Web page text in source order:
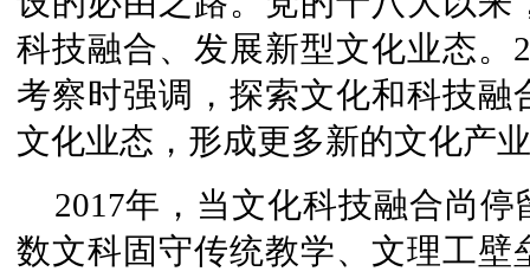
科技融合、发展新型文化业态。
考察时强调，探索文化和科技
文化业态，形成更多新的文化产
2017年，当文化科技融合尚
数文科固守传统教学、文理工